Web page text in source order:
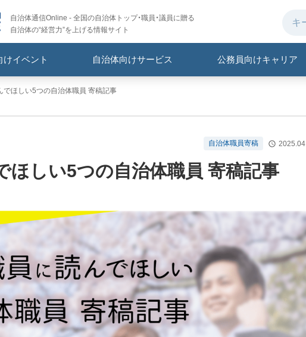
自治体通信Online - 全国の自治体トップ・職員・議員に贈る
自治体の“経営力”を上げる情報サイト
けイベント 自治体向けサービス 公務員向けキャリア
でほしい5つの自治体職員 寄稿記事
自治体職員寄稿
ほしい5つの自治体職員 寄稿記事